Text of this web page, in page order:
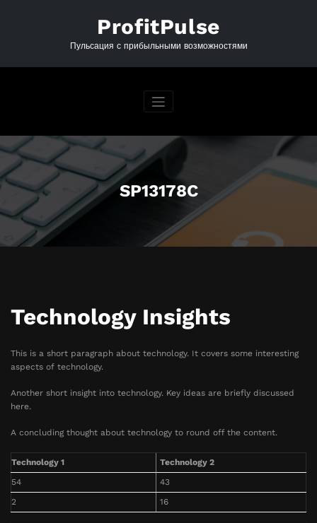
ProfitPulse
Пульсация с прибыльными возможностями
SP13178C
Technology Insights
This is a short paragraph about technology. It covers some interesting
aspects of technology.
Another short insight into technology. Key ideas are briefly discussed
here.
A concluding thought about technology to round off the content.
Technology 1
Technology 2
54
43
2
16